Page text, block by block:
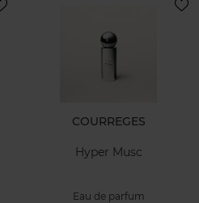
COURREGES
Hyper Musc
Eau de parfum